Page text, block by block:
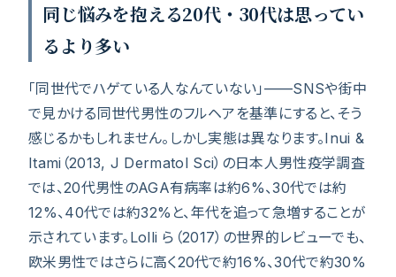
同じ悩みを抱える20代・30代は思ってい
るより多い
「同世代でハゲている人なんていない」——SNSや街中
で見かける同世代男性のフルヘアを基準にすると、そう
感じるかもしれません。しかし実態は異なります。Inui &
Itami（2013, J Dermatol Sci）の日本人男性疫学調査
では、20代男性のAGA有病率は約6%、30代では約
12%、40代では約32%と、年代を追って急増することが
示されています。Lolli ら（2017）の世界的レビューでも、
欧米男性ではさらに高く20代で約16%、30代で約30%